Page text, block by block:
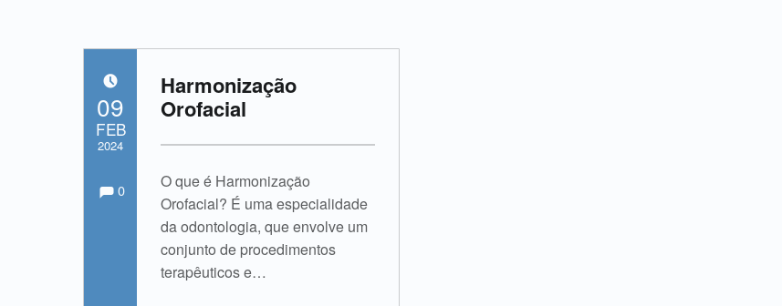
Harmonização
Orofacial
O que é Harmonização
Orofacial? É uma especialidade
da odontologia, que envolve um
conjunto de procedimentos
terapêuticos e…
POSTED ON:
09
FEB
2024
Written by: Comments:
Comments:
0